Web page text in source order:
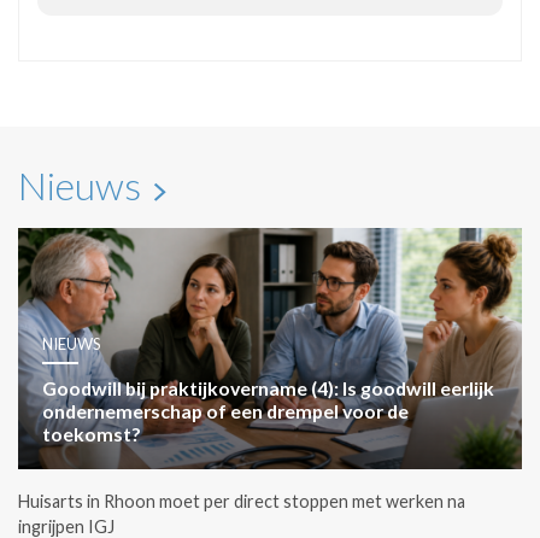
Nieuws
NIEUWS
Goodwill bij praktijkovername (4): Is goodwill eerlijk
ondernemerschap of een drempel voor de
toekomst?
Huisarts in Rhoon moet per direct stoppen met werken na
ingrijpen IGJ